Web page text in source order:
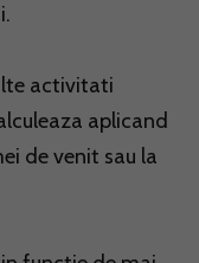
activitati
aplicand
de venit sau la